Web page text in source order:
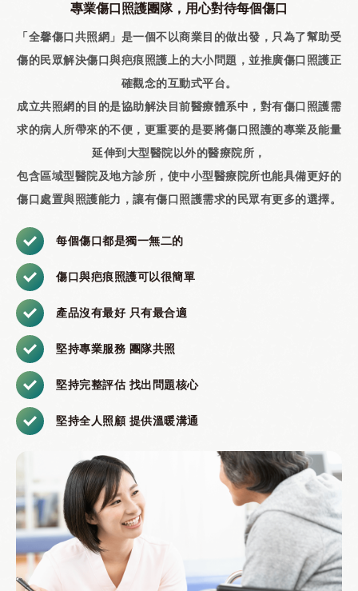
專業傷口照護團隊，用心對待每個傷口
「全馨傷口共照網」是一個不以商業目的做出發，只為了幫助受
傷的民眾解決傷口與疤痕照護上的大小問題，並推廣傷口照護正
確觀念的互動式平台。
成立共照網的目的是協助解決目前醫療體系中，對有傷口照護需
求的病人所帶來的不便，更重要的是要將傷口照護的專業及能量
延伸到大型醫院以外的醫療院所，
包含區域型醫院及地方診所，使中小型醫療院所也能具備更好的
傷口處置與照護能力，讓有傷口照護需求的民眾有更多的選擇。
每個傷口都是獨一無二的
傷口與疤痕照護可以很簡單
產品沒有最好 只有最合適
堅持專業服務 團隊共照
堅持完整評估 找出問題核心
堅持全人照顧 提供溫暖溝通